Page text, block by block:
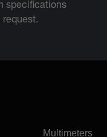
specifications
Multimeters